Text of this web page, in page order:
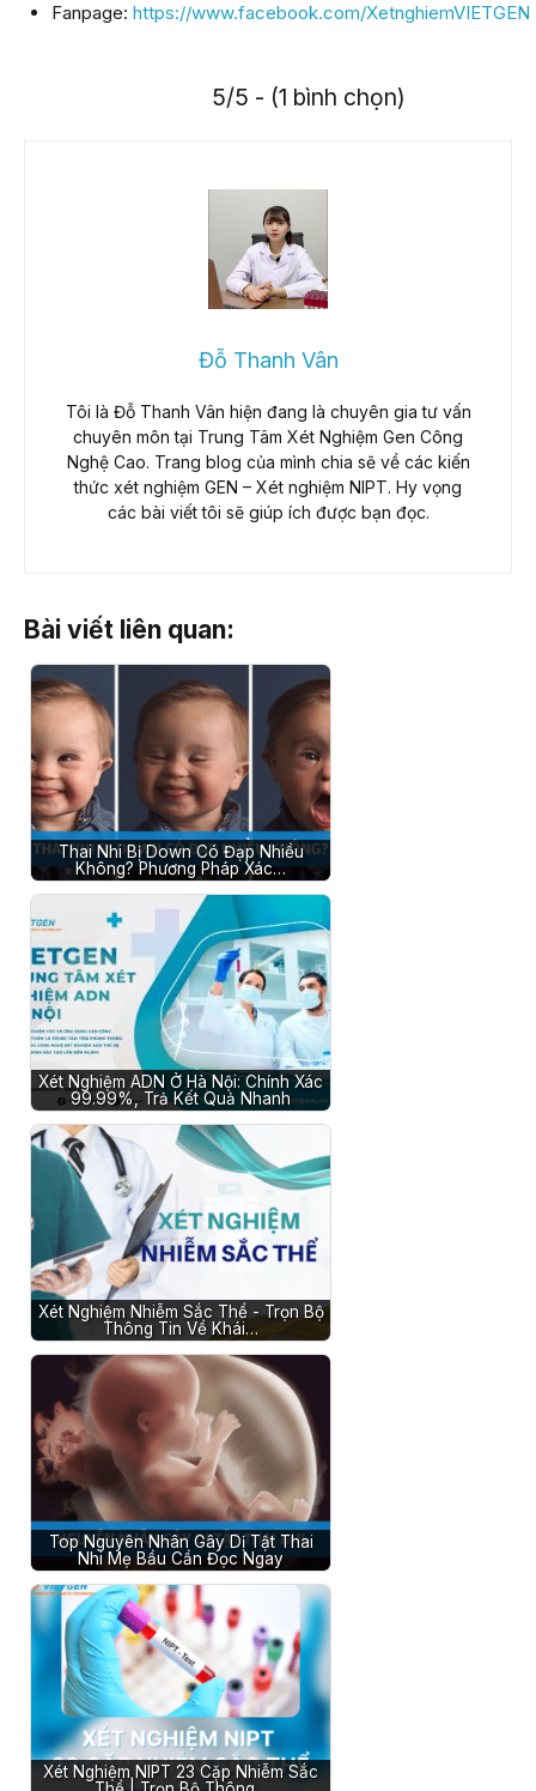
Fanpage: https://www.facebook.com/XetnghiemVIETGEN
5/5 - (1 bình chọn)
Đỗ Thanh Vân
Tôi là Đỗ Thanh Vân hiện đang là chuyên gia tư vấn
chuyên môn tại Trung Tâm Xét Nghiệm Gen Công
Nghệ Cao. Trang blog của mình chia sẽ về các kiến
thức xét nghiệm GEN – Xét nghiệm NIPT. Hy vọng
các bài viết tôi sẽ giúp ích được bạn đọc.
Bài viết liên quan:
Thai Nhi Bị Down Có Đạp Nhiều
Không? Phương Pháp Xác…
Xét Nghiệm ADN Ở Hà Nội: Chính Xác
99.99%, Trả Kết Quả Nhanh
Xét Nghiệm Nhiễm Sắc Thể - Trọn Bộ
Thông Tin Về Khái…
Top Nguyên Nhân Gây Dị Tật Thai
Nhi Mẹ Bầu Cần Đọc Ngay
Xét Nghiệm NIPT 23 Cặp Nhiễm Sắc